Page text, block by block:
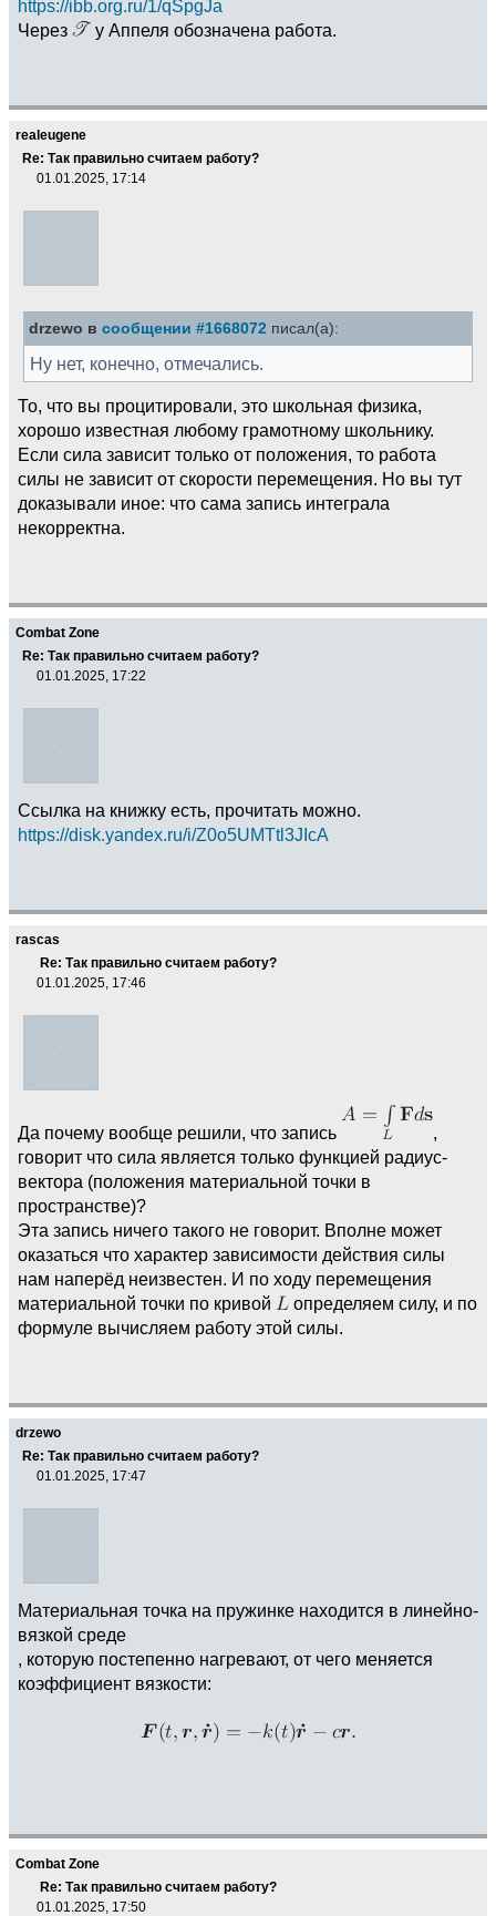
https://ibb.org.ru/1/qSpgJa
Через
у Аппеля обозначена работа.
realeugene
Re: Так правильно считаем работу?
01.01.2025, 17:14
drzewo в сообщении #1668072 писал(а):
Ну нет, конечно, отмечались.
То, что вы процитировали, это школьная физика,
хорошо известная любому грамотному школьнику.
Если сила зависит только от положения, то работа
силы не зависит от скорости перемещения. Но вы тут
доказывали иное: что сама запись интеграла
некорректна.
Combat Zone
Re: Так правильно считаем работу?
01.01.2025, 17:22
Ссылка на книжку есть, прочитать можно.
https://disk.yandex.ru/i/Z0o5UMTtl3JIcA
rascas
Re: Так правильно считаем работу?
01.01.2025, 17:46
Да почему вообще решили, что запись
,
говорит что сила является только функцией радиус-
вектора (положения материальной точки в
пространстве)?
Эта запись ничего такого не говорит. Вполне может
оказаться что характер зависимости действия силы
нам наперёд неизвестен. И по ходу перемещения
материальной точки по кривой
определяем силу, и по
формуле вычисляем работу этой силы.
drzewo
Re: Так правильно считаем работу?
01.01.2025, 17:47
Материальная точка на пружинке находится в линейно-
вязкой среде
, которую постепенно нагревают, от чего меняется
коэффициент вязкости:
Combat Zone
Re: Так правильно считаем работу?
01.01.2025, 17:50